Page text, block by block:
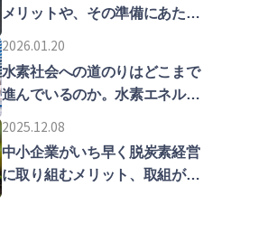
メリットや、その準備にあたっ
ての留意点などを解説します。
2026.01.20
水素社会への道のりはどこまで
進んでいるのか。水素エネルギ
ーの普及拡大をめざす東京の現
在地を解説します。
2025.12.08
中小企業がいち早く脱炭素経営
に取り組むメリット、取組が遅
れた時のリスクについて解説し